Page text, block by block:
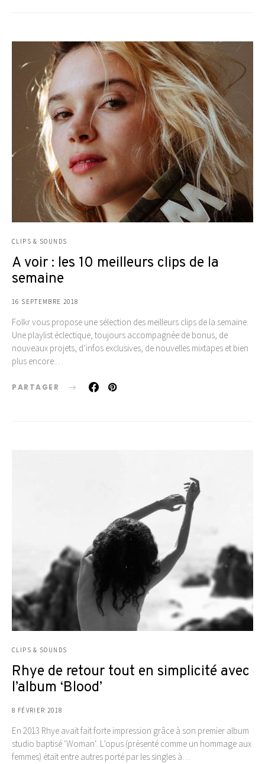
CLIPS & SOUNDS
A voir : les 10 meilleurs clips de la
semaine
16 SEPTEMBRE 2018
Folkr vous propose une sélection des meilleurs clips de la semaine.
Une playlist éclectique, toujours accompagnée de bonus, de
nouveaux projets, d’infos exclusives, de nouvelles mixtapes et bien
plus encore.…
PARTAGER
CLIPS & SOUNDS
Rhye de retour tout en simplicité avec
l’album ‘Blood’
8 FÉVRIER 2018
En 2013 Rhye avait fait forte impression grâce à son premier album
studio baptisé ‘Woman‘. L’opus (présenté comme un hommage aux
femmes) était entre autres porté par les singles à…